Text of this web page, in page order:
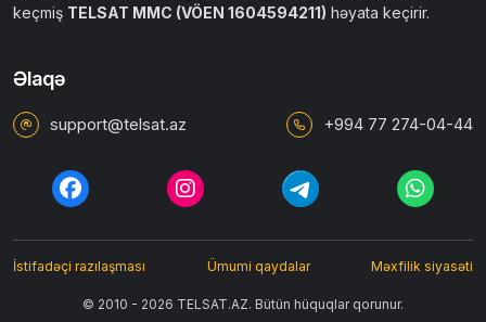
keçmiş TELSAT MMC (VÖEN 1604594211) həyata keçirir.
Əlaqə
support@telsat.az +994 77 274-04-44
© 2010 - 2026 TELSAT.AZ. Bütün hüquqlar qorunur.
İstifadəçi razılaşması Ümumi qaydalar Məxfilik siyasəti